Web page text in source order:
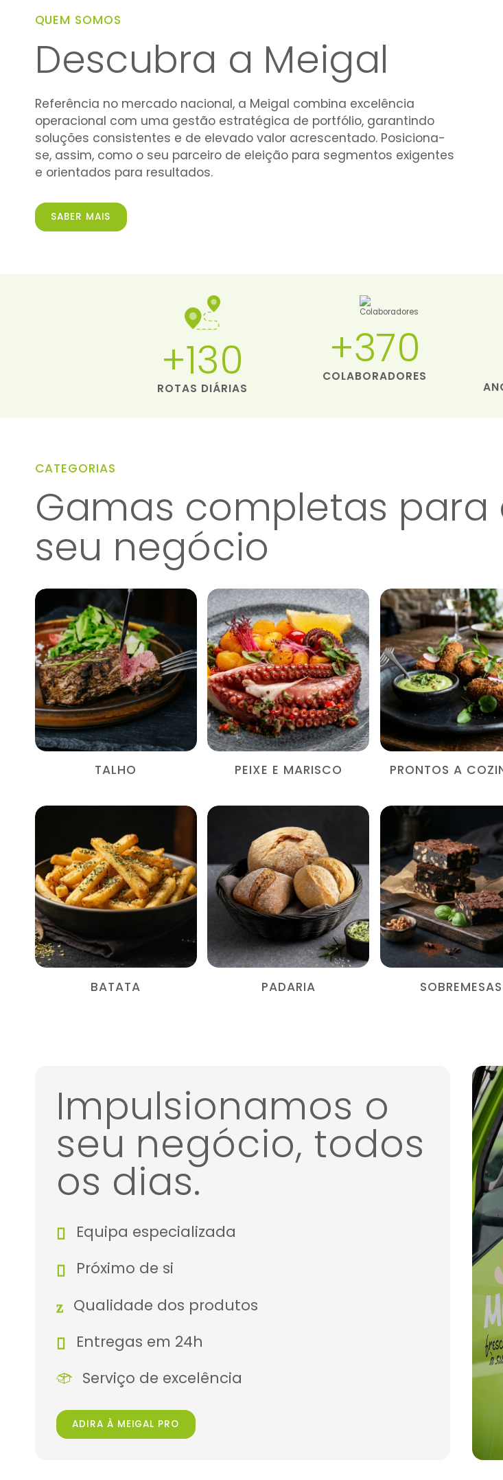
QUEM SOMOS
Descubra a Meigal
Referência no mercado nacional, a Meigal combina excelência
operacional com uma gestão estratégica de portfólio, garantindo
soluções consistentes e de elevado valor acrescentado. Posiciona-
se, assim, como o seu parceiro de eleição para segmentos exigentes
e orientados para resultados.
SABER MAIS
+130
ROTAS DIÁRIAS
+370
COLABORADORES
CATEGORIAS
Gamas completas para
seu negócio
TALHO PEIXE E MARISCO PRONTOS A
BATATA PADARIA SOBREMESAS
Impulsionamos o
seu negócio, todos
os dias.
Equipa especializada
Próximo de si
Qualidade dos produtos
Entregas em 24h
Serviço de excelência
ADIRA À MEIGAL PRO